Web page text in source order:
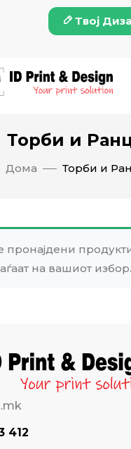
Твој
Торби и
Дома Торби и
пронајдени
на вашиот избор.
412